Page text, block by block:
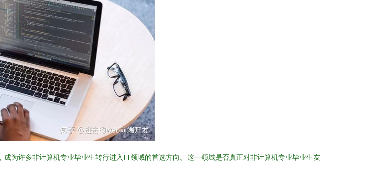
为许多非计算机专业毕业生转行进入IT领域的首选方向。这一领域是否真正对非计算机专业毕业生友